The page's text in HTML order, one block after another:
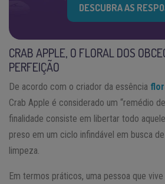
DESCUBRA AS
CRAB APPLE, O FLORAL DOS
PERFEIÇÃO
De acordo com o criador da essência
Crab Apple é considerado um “remédio
finalidade consiste em libertar todo
preso em um ciclo infindável em busca
limpeza.
Em termos práticos, uma pessoa que